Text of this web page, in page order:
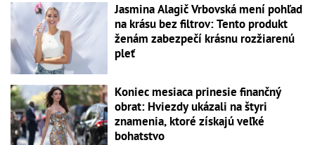
Jasmina Alagič Vrbovská mení pohľad
na krásu bez filtrov: Tento produkt
ženám zabezpečí krásnu rozžiarenú
pleť
Koniec mesiaca prinesie finančný
obrat: Hviezdy ukázali na štyri
znamenia, ktoré získajú veľké
bohatstvo